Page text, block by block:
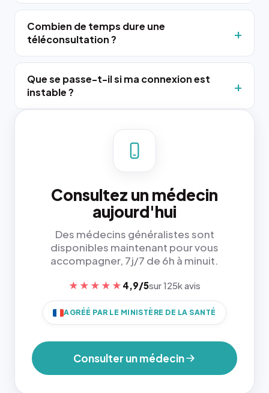
Combien de temps dure une
téléconsultation ?
Que se passe-t-il si ma connexion est
instable ?
Consultez un médecin
aujourd'hui
Des médecins généralistes sont
disponibles maintenant pour vous
accompagner, 7j/7 de 6h à minuit.
★★★★★ 4,9/5sur 125k avis
AGRÉÉ PAR LE MINISTÈRE DE LA SANTÉ
Consulter un médecin